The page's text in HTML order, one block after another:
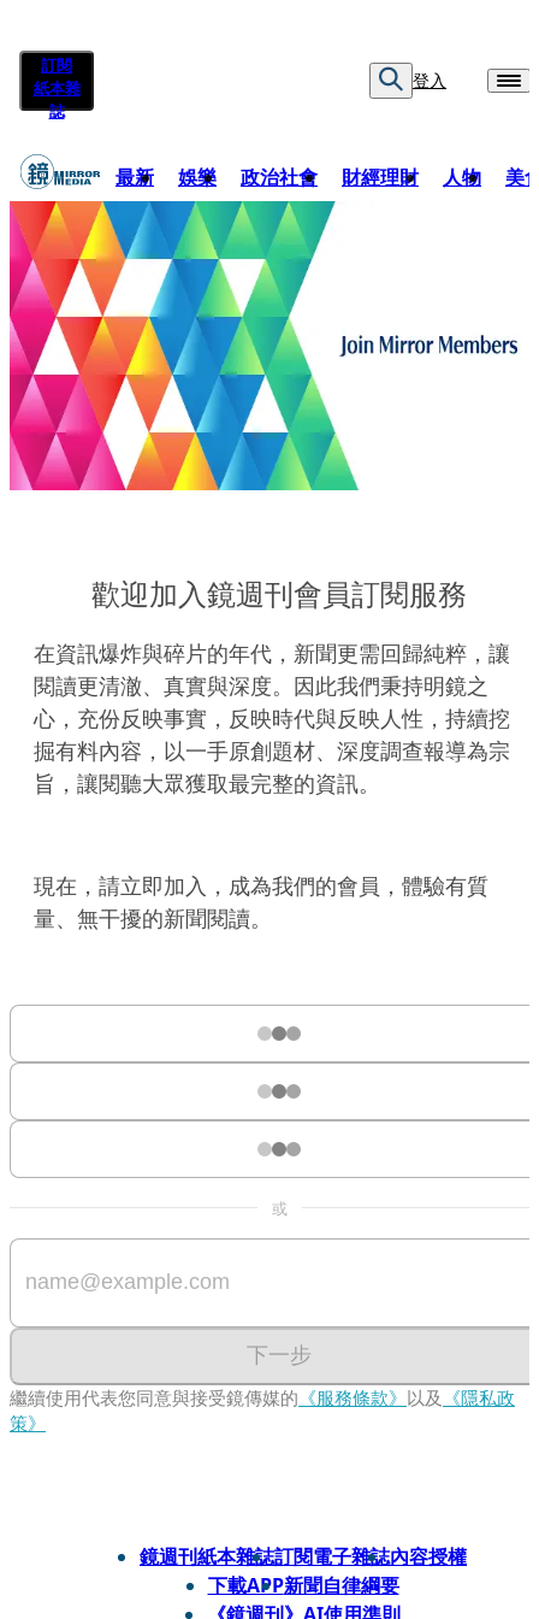
訂閱
紙本雜
誌
登入
最新 娛樂 政治社會 財經理財 人物 美
歡迎加入鏡週刊會員訂閱服務
在資訊爆炸與碎片的年代，新聞更需回歸純粹，讓
閱讀更清澈、真實與深度。因此我們秉持明鏡之
心，充份反映事實，反映時代與反映人性，持續挖
掘有料內容，以一手原創題材、深度調查報導為宗
旨，讓閱聽大眾獲取最完整的資訊。
現在，請立即加入，成為我們的會員，體驗有質
量、無干擾的新聞閱讀。
或
下一步
繼續使用代表您同意與接受鏡傳媒的 《服務條款》 以及 《隱私政
策》
鏡週刊紙本雜誌訂閱電子雜誌內容授權
下載APP新聞自律綱要